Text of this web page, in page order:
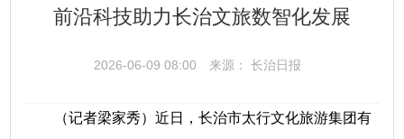
前沿科技助力长治文旅数智化发展
2026-06-09 08:00 来源： 长治日报
（记者梁家秀）近日，长治市太行文化旅游集团有